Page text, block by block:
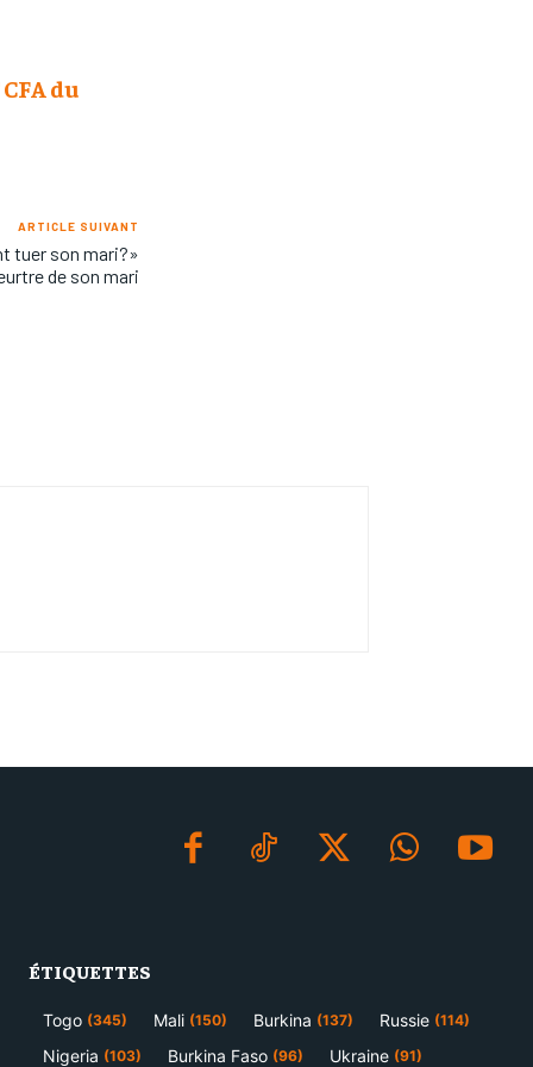
du
ARTICLE SUIVANT
tuer son mari?»
de son mari
ÉTIQUETTES
Togo (345) Mali (150) Burkina (137) Russie (114)
Nigeria (103) Burkina Faso (96) Ukraine (91)